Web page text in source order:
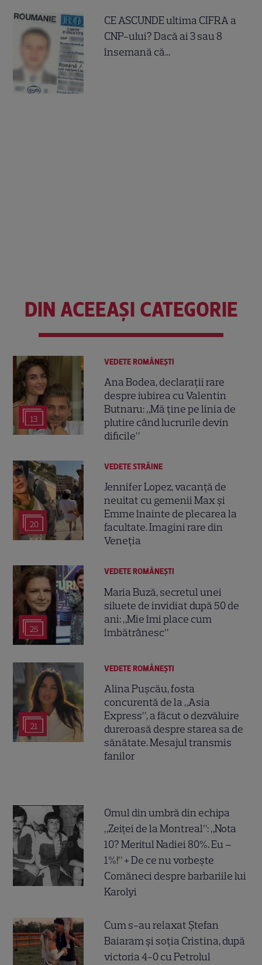
CE ASCUNDE ultima CIFRA a
CNP-ului? Dacă ai 3 sau 8
însemană că...
DIN ACEEAȘI CATEGORIE
13
VEDETE ROMÂNEŞTI
Ana Bodea, declarații rare
despre iubirea cu Valentin
Butnaru: „Mă ține pe linia de
plutire când lucrurile devin
dificile”
20
VEDETE STRĂINE
Jennifer Lopez, vacanță de
neuitat cu gemenii Max și
Emme înainte de plecarea la
facultate. Imagini rare din
Veneția
25
VEDETE ROMÂNEŞTI
Maria Buză, secretul unei
siluete de invidiat după 50 de
ani: „Mie îmi place cum
îmbătrânesc”
21
VEDETE ROMÂNEŞTI
Alina Pușcău, fosta
concurentă de la „Asia
Express”, a făcut o dezvăluire
dureroasă despre starea sa de
sănătate. Mesajul transmis
fanilor
Omul din umbră din echipa
„Zeiței de la Montreal”: „Nota
10? Meritul Nadiei 80%. Eu –
1%!” + De ce nu vorbește
Comăneci despre barbariile lui
Karolyi
Cum s-au relaxat Ștefan
Baiaram și soția Cristina, după
victoria 4-0 cu Petrolul